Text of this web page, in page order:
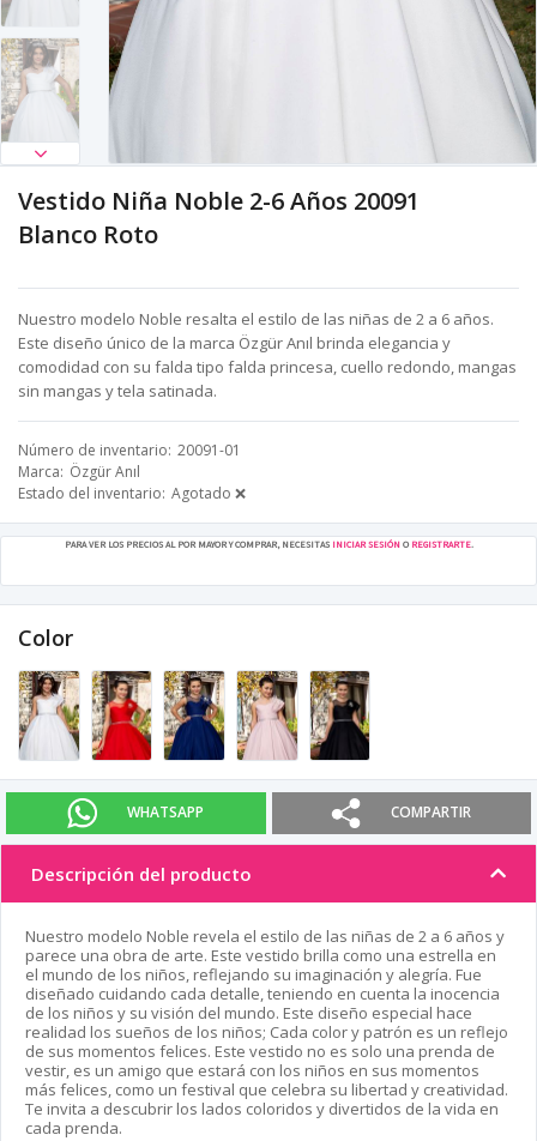
Vestido Niña Noble 2-6 Años 20091
Blanco Roto
Nuestro modelo Noble resalta el estilo de las niñas de 2 a 6 años.
Este diseño único de la marca Özgür Anıl brinda elegancia y
comodidad con su falda tipo falda princesa, cuello redondo, mangas
sin mangas y tela satinada.
Número de inventario 20091-01
Marca Özgür Anıl
Estado del inventario Agotado ❌
PARA VER LOS PRECIOS AL POR MAYOR Y COMPRAR, NECESITAS INICIAR SESIÓNO REGISTRARTE.
Color
WHATSAPP COMPARTIR
Descripción del producto
Nuestro modelo Noble revela el estilo de las niñas de 2 a 6 años y
parece una obra de arte. Este vestido brilla como una estrella en
el mundo de los niños, reflejando su imaginación y alegría. Fue
diseñado cuidando cada detalle, teniendo en cuenta la inocencia
de los niños y su visión del mundo. Este diseño especial hace
realidad los sueños de los niños; Cada color y patrón es un reflejo
de sus momentos felices. Este vestido no es solo una prenda de
vestir, es un amigo que estará con los niños en sus momentos
más felices, como un festival que celebra su libertad y creatividad.
Te invita a descubrir los lados coloridos y divertidos de la vida en
cada prenda.